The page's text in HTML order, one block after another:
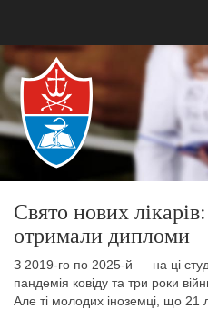
Свято нових
отримали дипломи
З 2019-го по 2025-й — на ці
пандемія ковіду та три роки
Але ті молодих іноземці, що